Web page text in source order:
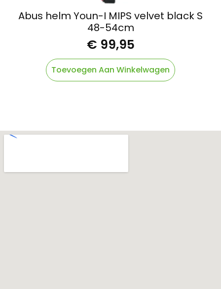
Abus helm Youn-I MIPS velvet black S
48-54cm
€ 99,95
Toevoegen Aan Winkelwagen